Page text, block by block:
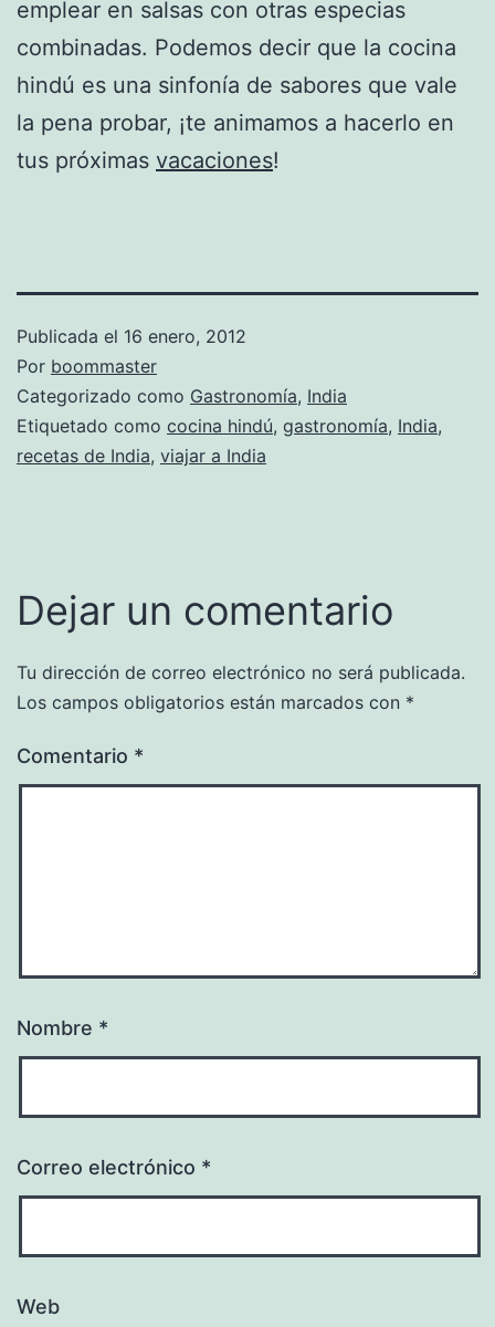
emplear en salsas con otras especias
combinadas. Podemos decir que la cocina
hindú es una sinfonía de sabores que vale
la pena probar, ¡te animamos a hacerlo en
tus próximas vacaciones!
Publicada el 16 enero, 2012
Por boommaster
Categorizado como Gastronomía, India
Etiquetado como cocina hindú, gastronomía, India,
recetas de India, viajar a India
Dejar un comentario
Tu dirección de correo electrónico no será publicada.
Los campos obligatorios están marcados con *
Comentario *
Nombre *
Correo electrónico *
Web